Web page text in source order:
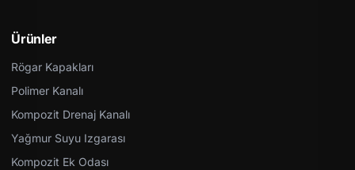
Ürünler
Rögar Kapakları
Polimer Kanalı
Kompozit Drenaj Kanalı
Yağmur Suyu Izgarası
Kompozit Ek Odası